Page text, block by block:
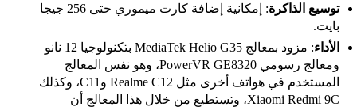
توسيع الذاكرة
: إمكانية إضافة كارت ميموري حتى 256 جيجا
بايت.
الأداء
: مزود بمعالج MediaTek Helio G35 بتكنولوجيا 12 نانو
ومعالج رسومي PowerVR GE8320، وهو نفس المعالج
المستخدم في هواتف أخرى مثل Realme C12 وC11، وكذلك
Xiaomi Redmi 9C، وتستطيع من خلال هذا المعالج أن